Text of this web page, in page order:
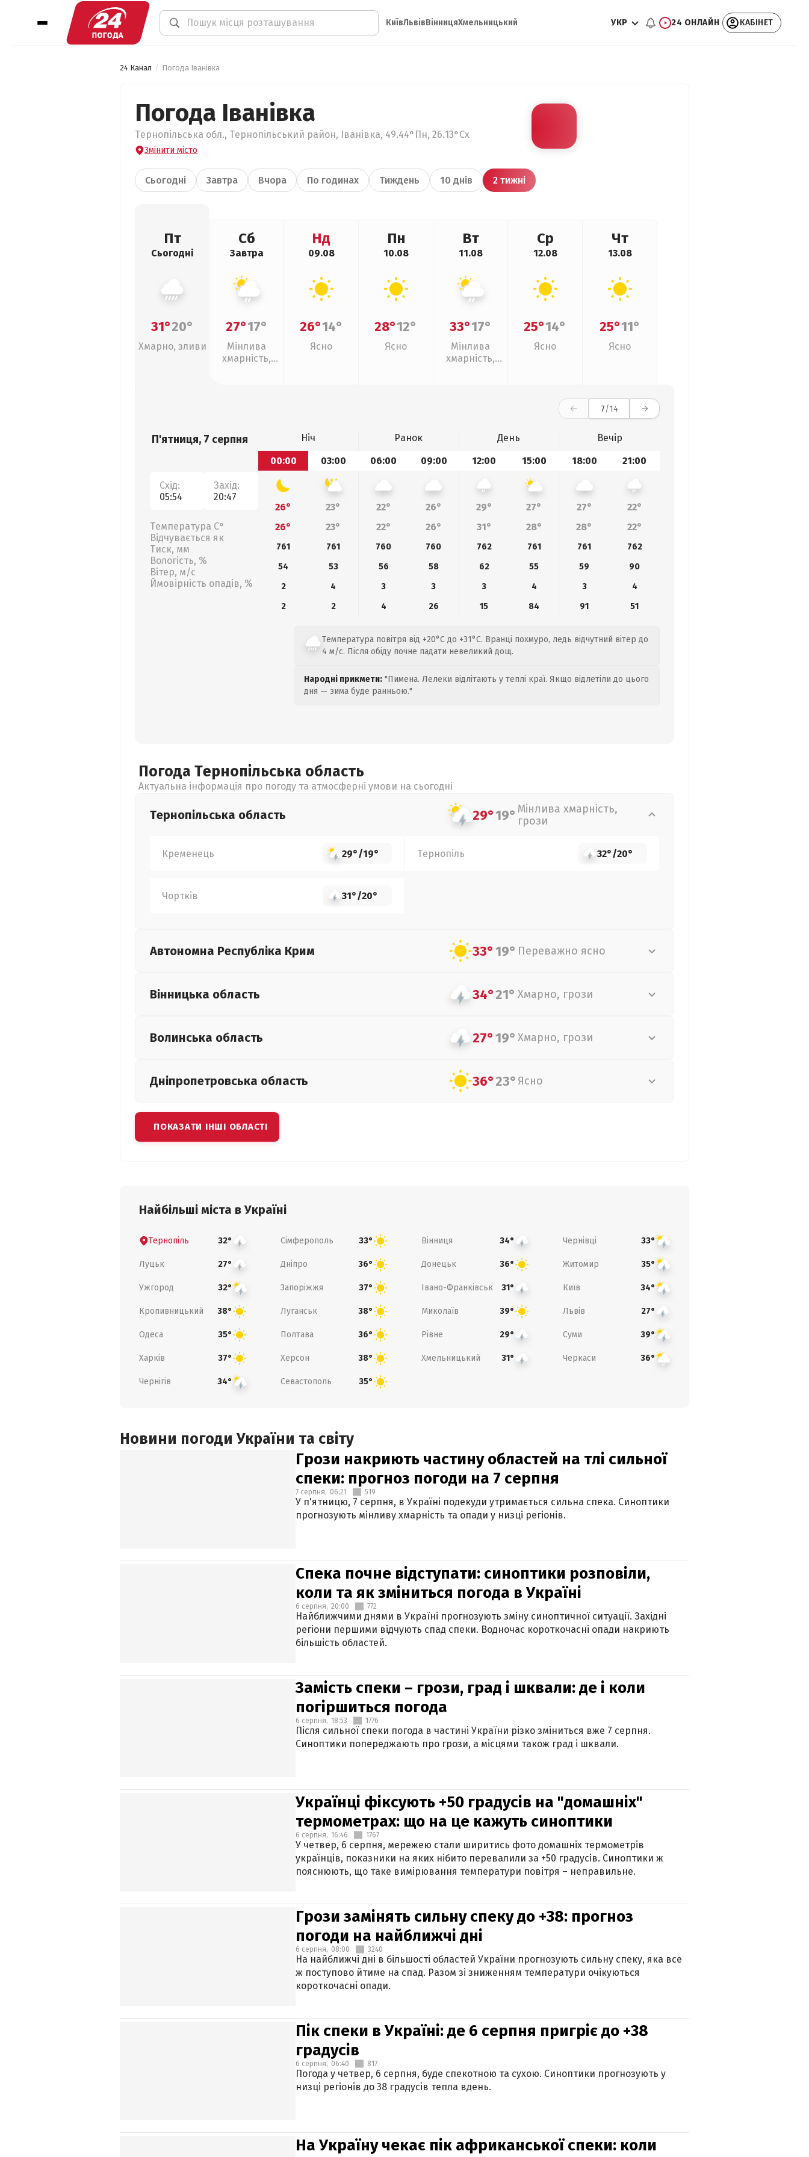
КиївЛьвівВінницяХмельницький УКР 24 ОНЛАЙН КАБІНЕТ
24 Канал Погода Іванівка
Погода Іванівка
Тернопільська обл., Тернопільський район, Іванівка, 49.44°Пн, 26.13°Сх
Змінити місто
Сьогодні Завтра Вчора По годинах Тиждень 10 днів 2 тижні
Пт
Сьогодні
31°20°
Хмарно, зливи
Сб
Завтра
27°17°
Мінлива
хмарність,
Нд
09.08
26°14°
Ясно
Пн
10.08
28°12°
Ясно
Вт
11.08
33°17°
Мінлива
хмарність,
Ср
12.08
25°14°
Ясно
Чт
13.08
25°11°
Ясно
7/14
П'ятниця, 7 серпня
Схід:
05:54
Захід:
20:47
Температура С°
Відчувається як
Тиск, мм
Вологість, %
Вітер, м/с
Ймовірність опадів, %
Ніч Ранок День
Вечір
00:00
03:00 06:00 09:00 12:00 15:00 18:00 21:00
26° 23° 22° 26° 29° 27° 27°
22°
26°
23° 22° 26° 31° 28° 28° 22°
761 761 760 760 762 761 761
762
54
53 56 58 62 55 59
90
2
4 3 3 3 4 3
4
2
2 4 26 15 84 91 51
Температура повітря від +20°C до +31°C. Вранці похмуро, ледь відчутний вітер до
4 м/с. Після обіду почне падати невеликий дощ.
Народні прикмети: "Пимена. Лелеки відлітають у теплі краї. Якщо відлетіли до цього
дня — зима буде ранньою."
Погода Тернопільська область
Актуальна інформація про погоду та атмосферні умови на сьогодні
Тернопільська область 29°19° Мінлива хмарність,
грози
Кременець 29°/19° Тернопіль 32°/20°
Чортків 31°/20°
Автономна Республіка Крим 33°19° Переважно ясно
Вінницька область 34°21° Хмарно, грози
Волинська область 27°19° Хмарно, грози
Дніпропетровська область 36°23° Ясно
ПОКАЗАТИ ІНШІ ОБЛАСТІ
Найбільші міста в Україні
Тернопіль 32° Сімферополь 33° Вінниця 34° Чернівці 33°
Луцьк 27° Дніпро 36° Донецьк 36° Житомир 35°
Ужгород 32° Запоріжжя 37° Івано-Франківськ 31° Київ 34°
Кропивницький 38° Луганськ 38° Миколаїв 39° Львів 27°
Одеса 35° Полтава 36° Рівне 29° Суми 39°
Харків 37° Херсон 38° Хмельницький 31° Черкаси 36°
Чернігів 34° Севастополь 35°
Новини погоди України та світу
Грози накриють частину областей на тлі сильної
спеки: прогноз погоди на 7 серпня
7 серпня, 06:21 519
У п'ятницю, 7 серпня, в Україні подекуди утримається сильна спека. Синоптики
прогнозують мінливу хмарність та опади у низці регіонів.
Спека почне відступати: синоптики розповіли,
коли та як зміниться погода в Україні
6 серпня, 20:00 772
Найближчими днями в Україні прогнозують зміну синоптичної ситуації. Західні
регіони першими відчують спад спеки. Водночас короткочасні опади накриють
більшість областей.
Замість спеки – грози, град і шквали: де і коли
погіршиться погода
6 серпня, 18:53 1776
Після сильної спеки погода в частині України різко зміниться вже 7 серпня.
Синоптики попереджають про грози, а місцями також град і шквали.
Українці фіксують +50 градусів на "домашніх"
термометрах: що на це кажуть синоптики
6 серпня, 16:46 1767
У четвер, 6 серпня, мережею стали ширитись фото домашніх термометрів
українців, показники на яких нібито перевалили за +50 градусів. Синоптики ж
пояснюють, що таке вимірювання температури повітря – неправильне.
Грози замінять сильну спеку до +38: прогноз
погоди на найближчі дні
6 серпня, 08:00 3240
На найближчі дні в більшості областей України прогнозують сильну спеку, яка все
ж поступово йтиме на спад. Разом зі зниженням температури очікуються
короткочасні опади.
Пік спеки в Україні: де 6 серпня пригріє до +38
градусів
6 серпня, 06:40 817
Погода у четвер, 6 серпня, буде спекотною та сухою. Синоптики прогнозують у
низці регіонів до 38 градусів тепла вдень.
На Україну чекає пік африканської спеки: коли